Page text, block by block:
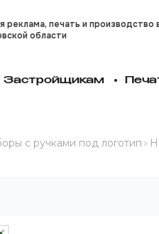
реклама, печать и производство
области
Застройщикам
с ручками под логотип »